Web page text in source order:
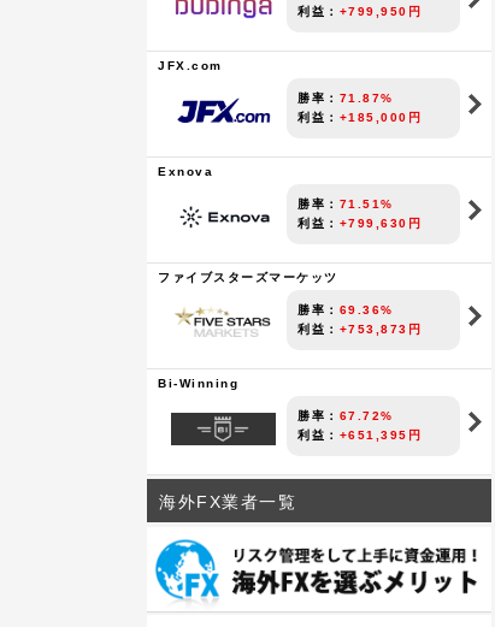
利益： +799,950円
JFX.com
勝率： 71.87%
利益： +185,000円
Exnova
勝率： 71.51%
利益： +799,630円
ファイブスターズマーケッツ
勝率： 69.36%
利益： +753,873円
Bi-Winning
勝率： 67.72%
利益： +651,395円
海外FX業者一覧